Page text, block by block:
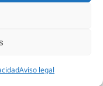
Aviso legal